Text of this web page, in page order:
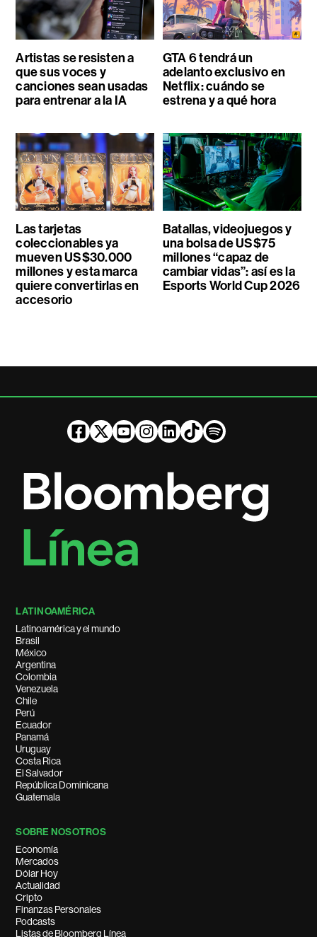
Artistas se resisten a
que sus voces y
canciones sean usadas
para entrenar a la IA
GTA 6 tendrá un
adelanto exclusivo en
Netflix: cuándo se
estrena y a qué hora
Las tarjetas
coleccionables ya
mueven US$30.000
millones y esta marca
quiere convertirlas en
accesorio
Batallas, videojuegos y
una bolsa de US$75
millones “capaz de
cambiar vidas”: así es la
Esports World Cup 2026
LATINOAMÉRICA
Latinoamérica y el mundo
Brasil
México
Argentina
Colombia
Venezuela
Chile
Perú
Ecuador
Panamá
Uruguay
Costa Rica
El Salvador
República Dominicana
Guatemala
SOBRE NOSOTROS
Economía
Mercados
Dólar Hoy
Actualidad
Cripto
Finanzas Personales
Podcasts
Listas de Bloomberg Línea